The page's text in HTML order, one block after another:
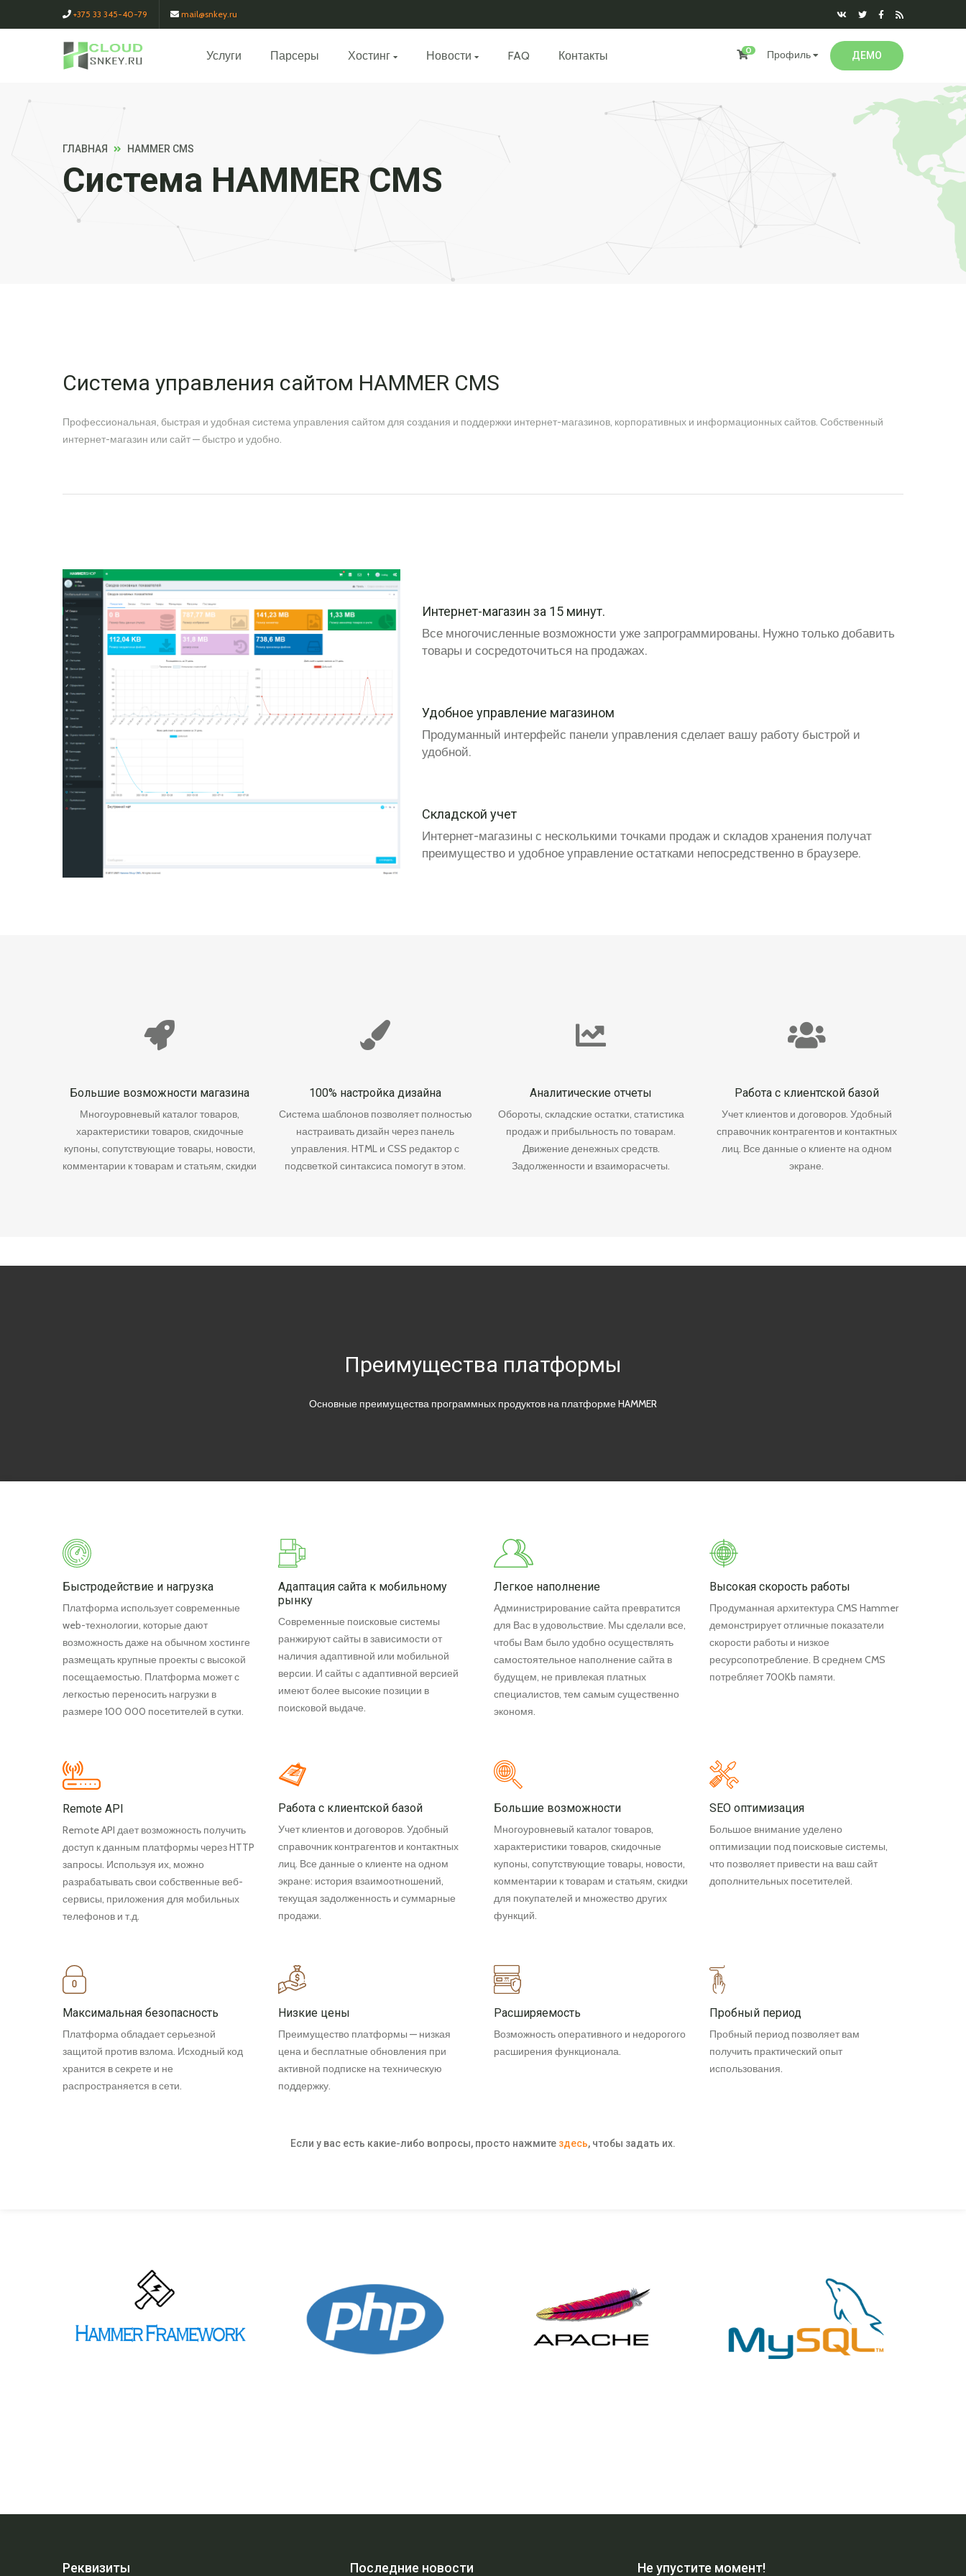
+375 33 345-40-79 mail@snkey.ru
Услуги Парсеры Хостинг Новости FAQ Контакты 0 Профиль ДЕМО
ГЛАВНАЯ HAMMER CMS
Система HAMMER CMS
Система управления сайтом HAMMER CMS
Профессиональная, быстрая и удобная система управления сайтом для создания и поддержки интернет-магазинов, корпоративных и информационных сайтов. Собственный
интернет-магазин или сайт — быстро и удобно.
Интернет-магазин за 15 минут.
Все многочисленные возможности уже запрограммированы. Нужно только добавить
товары и сосредоточиться на продажах.
Удобное управление магазином
Продуманный интерфейс панели управления сделает вашу работу быстрой и
удобной.
Складской учет
Интернет-магазины с несколькими точками продаж и складов хранения получат
преимущество и удобное управление остатками непосредственно в браузере.
Большие возможности магазина
Многоуровневый каталог товаров,
характеристики товаров, скидочные
купоны, сопутствующие товары, новости,
комментарии к товарам и статьям, скидки
100% настройка дизайна
Система шаблонов позволяет полностью
настраивать дизайн через панель
управления. HTML и CSS редактор с
подсветкой синтаксиса помогут в этом.
Аналитические отчеты
Обороты, складские остатки, статистика
продаж и прибыльность по товарам.
Движение денежных средств.
Задолженности и взаиморасчеты.
Работа с клиентской базой
Учет клиентов и договоров. Удобный
справочник контрагентов и контактных
лиц. Все данные о клиенте на одном
экране.
Преимущества платформы
Основные преимущества программных продуктов на платформе HAMMER
Быстродействие и нагрузка
Платформа использует современные
web-технологии, которые дают
возможность даже на обычном хостинге
размещать крупные проекты с высокой
посещаемостью. Платформа может с
легкостью переносить нагрузки в
размере 100 000 посетителей в сутки.
Адаптация сайта к мобильному
рынку
Современные поисковые системы
ранжируют сайты в зависимости от
наличия адаптивной или мобильной
версии. И сайты с адаптивной версией
имеют более высокие позиции в
поисковой выдаче.
Легкое наполнение
Администрирование сайта превратится
для Вас в удовольствие. Мы сделали все,
чтобы Вам было удобно осуществлять
самостоятельное наполнение сайта в
будущем, не привлекая платных
специалистов, тем самым существенно
экономя.
Высокая скорость работы
Продуманная архитектура CMS Hammer
демонстрирует отличные показатели
скорости работы и низкое
ресурсопотребление. В среднем CMS
потребляет 700Kb памяти.
Remote API
Remote API дает возможность получить
доступ к данным платформы через HTTP
запросы. Используя их, можно
разрабатывать свои собственные веб-
сервисы, приложения для мобильных
телефонов и т.д.
Работа с клиентской базой
Учет клиентов и договоров. Удобный
справочник контрагентов и контактных
лиц. Все данные о клиенте на одном
экране: история взаимоотношений,
текущая задолженность и суммарные
продажи.
Большие возможности
Многоуровневый каталог товаров,
характеристики товаров, скидочные
купоны, сопутствующие товары, новости,
комментарии к товарам и статьям, скидки
для покупателей и множество других
функций.
SEO оптимизация
Большое внимание уделено
оптимизации под поисковые системы,
что позволяет привести на ваш сайт
дополнительных посетителей.
Максимальная безопасность
Платформа обладает серьезной
защитой против взлома. Исходный код
хранится в секрете и не
распространяется в сети.
Низкие цены
Преимущество платформы — низкая
цена и бесплатные обновления при
активной подписке на техническую
поддержку.
Расширяемость
Возможность оперативного и недорогого
расширения функционала.
Пробный период
Пробный период позволяет вам
получить практический опыт
использования.
Если у вас есть какие-либо вопросы, просто нажмите здесь, чтобы задать их.
Реквизиты Последние новости Не упустите момент!